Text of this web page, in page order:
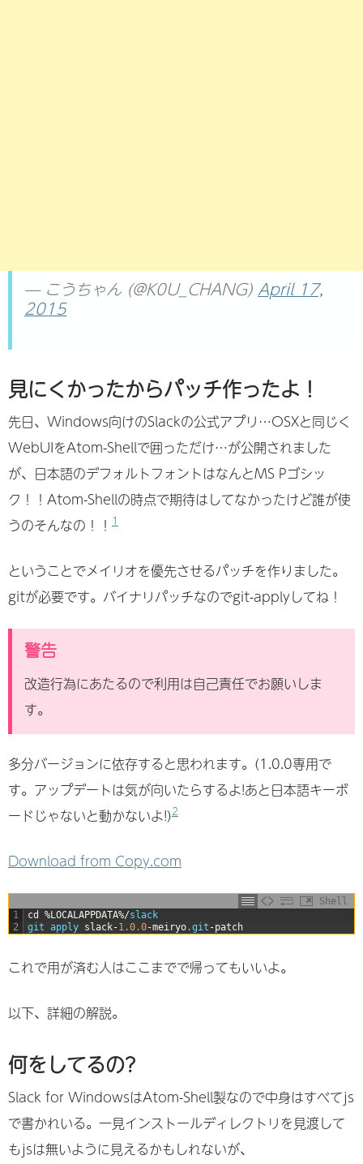
— こうちゃん (@K0U_CHANG) April 17,
2015
見にくかったからパッチ作ったよ！
先日、Windows向けのSlackの公式アプリ…OSXと同じく
WebUIをAtom-Shellで囲っただけ…が公開されました
が、日本語のデフォルトフォントはなんとMS Pゴシッ
ク！！Atom-Shellの時点で期待はしてなかったけど誰が使
うのそんなの！！ 1
ということでメイリオを優先させるパッチを作りました。
gitが必要です。バイナリパッチなのでgit-applyしてね！
警告
改造行為にあたるので利用は自己責任でお願いしま
す。
多分バージョンに依存すると思われます。(1.0.0専用で
す。アップデートは気が向いたらするよ!あと日本語キーボ
ードじゃないと動かないよ!)2
Download from Copy.com
Shell
1
2
cd %LOCALAPPDATA%/slack
git apply slack-1.0.0-meiryo.git -patch
これで用が済む人はここまでで帰ってもいいよ。
以下、詳細の解説。
何をしてるの?
Slack for WindowsはAtom-Shell製なので中身はすべてjs
で書かれいる。一見インストールディレクトリを見渡して
もjsは無いように見えるかもしれないが、